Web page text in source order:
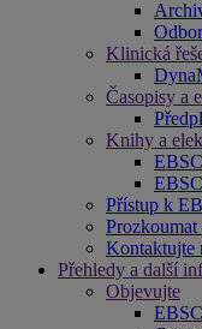
Klinická
Časopisy a
Knihy a
Přístup k
Kontaktujte
Přehledy a další
Objevujte